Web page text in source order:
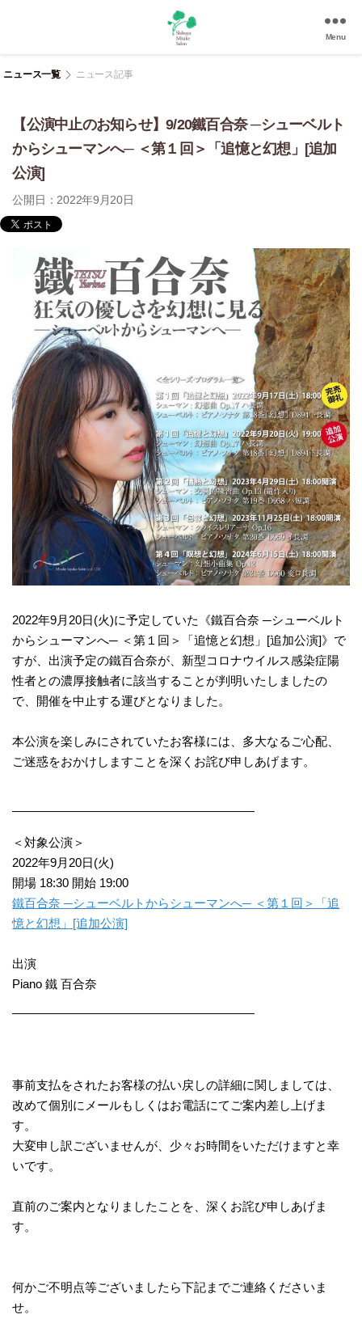
サ
ロ
ン
歩
分
の
和
モ
ダ
ン
な
音
楽
サ
ロ
ン
Menu
ニュース一覧 ニュース記事
【公演中止のお知らせ】9/20鐵百合奈 ─シューベルト
からシューマンへ─ ＜第１回＞「追憶と幻想」[追加
公演]
公開日：2022年9月20日
2022年9月20日(火)に予定していた《鐵百合奈 ─シューベルト
からシューマンへ─ ＜第１回＞「追憶と幻想」[追加公演]》で
すが、出演予定の鐵百合奈が、新型コロナウイルス感染症陽
性者との濃厚接触者に該当することが判明いたしましたの
で、開催を中止する運びとなりました。
本公演を楽しみにされていたお客様には、多大なるご心配、
ご迷惑をおかけしますことを深くお詫び申しあげます。
＜対象公演＞
2022年9月20日(火)
開場 18:30 開始 19:00
鐵百合奈 ─シューベルトからシューマンへ─ ＜第１回＞「追
憶と幻想」[追加公演]
出演
Piano 鐵 百合奈
事前支払をされたお客様の払い戻しの詳細に関しましては、
改めて個別にメールもしくはお電話にてご案内差し上げま
す。
大変申し訳ございませんが、少々お時間をいただけますと幸
いです。
直前のご案内となりましたことを、深くお詫び申しあげま
す。
何かご不明点等ございましたら下記までご連絡くださいま
せ。